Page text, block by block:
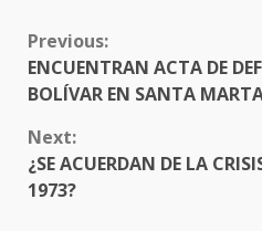
CONTINUE
READING
Previous:
ENCUENTRAN ACTA DE
BOLÍVAR EN SANTA
Next:
¿SE ACUERDAN DE LA
1973?